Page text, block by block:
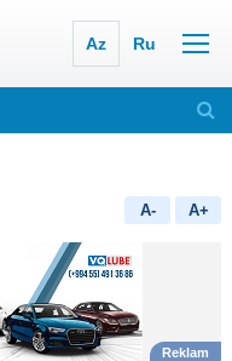
Az Ru
A- A+